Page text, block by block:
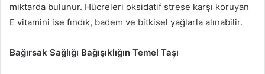
miktarda bulunur. Hücreleri oksidatif strese karşı koruyan
E vitamini ise fındık, badem ve bitkisel yağlarla alınabilir.
Bağırsak Sağlığı Bağışıklığın Temel Taşı